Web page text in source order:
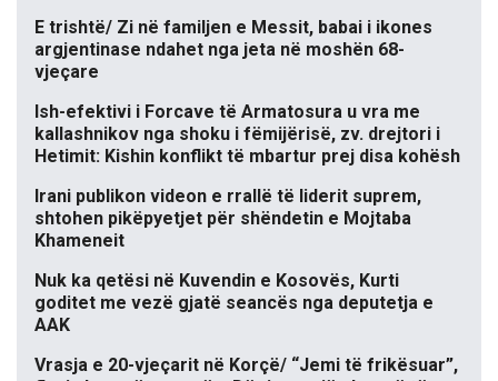
E trishtë/ Zi në familjen e Messit, babai i ikones
argjentinase ndahet nga jeta në moshën 68-
vjeçare
Ish-efektivi i Forcave të Armatosura u vra me
kallashnikov nga shoku i fëmijërisë, zv. drejtori i
Hetimit: Kishin konflikt të mbartur prej disa kohësh
Irani publikon videon e rrallë të liderit suprem,
shtohen pikëpyetjet për shëndetin e Mojtaba
Khameneit
Nuk ka qetësi në Kuvendin e Kosovës, Kurti
goditet me vezë gjatë seancës nga deputetja e
AAK
Vrasja e 20-vjeçarit në Korçë/ “Jemi të frikësuar”,